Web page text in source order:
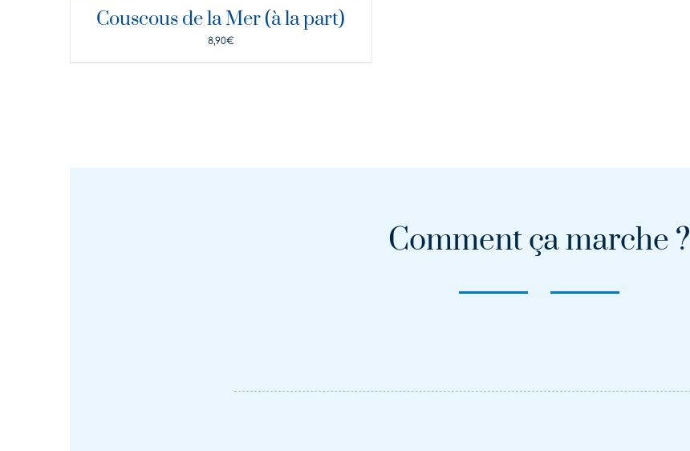
Couscous de la Mer (à la part)
8,90€
Comment ça marche ?